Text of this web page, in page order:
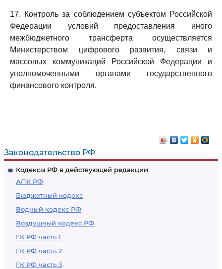
Законодательство РФ
Кодексы РФ в действующей редакции
АПК РФ
Бюджетный кодекс
Водный кодекс РФ
Воздушный кодекс РФ
ГК РФ часть 1
ГК РФ часть 2
ГК РФ часть 3
17. Контроль за соблюдением субъектом Российской
Федерации условий предоставления иного
межбюджетного трансферта осуществляется
Министерством цифрового развития, связи и
массовых коммуникаций Российской Федерации и
уполномоченными органами государственного
финансового контроля.